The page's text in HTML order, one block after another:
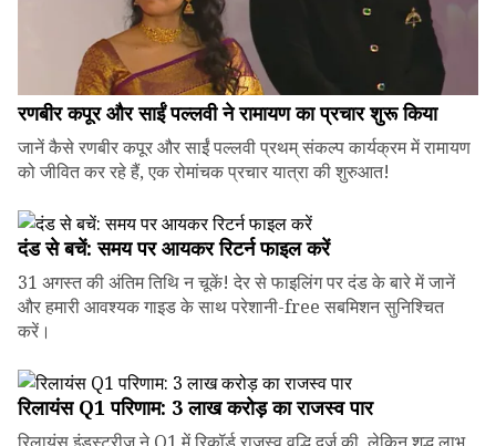
रणबीर कपूर और साईं पल्लवी ने रामायण का प्रचार शुरू किया
जानें कैसे रणबीर कपूर और साईं पल्लवी प्रथम् संकल्प कार्यक्रम में रामायण
को जीवित कर रहे हैं, एक रोमांचक प्रचार यात्रा की शुरुआत!
दंड से बचें: समय पर आयकर रिटर्न फाइल करें
31 अगस्त की अंतिम तिथि न चूकें! देर से फाइलिंग पर दंड के बारे में जानें
और हमारी आवश्यक गाइड के साथ परेशानी-free सबमिशन सुनिश्चित
करें।
रिलायंस Q1 परिणाम: ₹3 लाख करोड़ का राजस्व पार